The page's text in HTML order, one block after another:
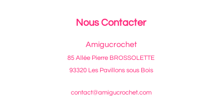
Nous Contacter
Amigucrochet
85 Allée Pierre BROSSOLETTE
93320 Les Pavillons sous Bois
contact@amigucrochet.com